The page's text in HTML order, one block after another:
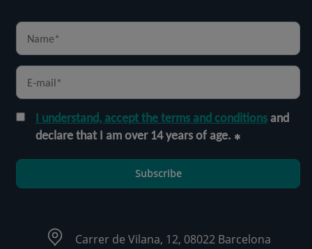
I understand, accept the terms and conditionsand
declare that I am over 14 years of age.
Subscribe
Carrer de Vilana, 12, 08022 Barcelona